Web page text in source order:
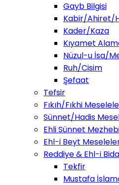
Gayb Bilgisi
Kabir/Ahiret/
Kader/Kaza
Kıyamet
Nüzul-u İsa/
Ruh/Cisim
Şefaat
Tefsir
Fıkıh/Fıkhi
Sünnet/Hadis
Ehli Sünnet
Ehl-i Beyt
Reddiye & Ehl-i
Tekfir
Mustafa